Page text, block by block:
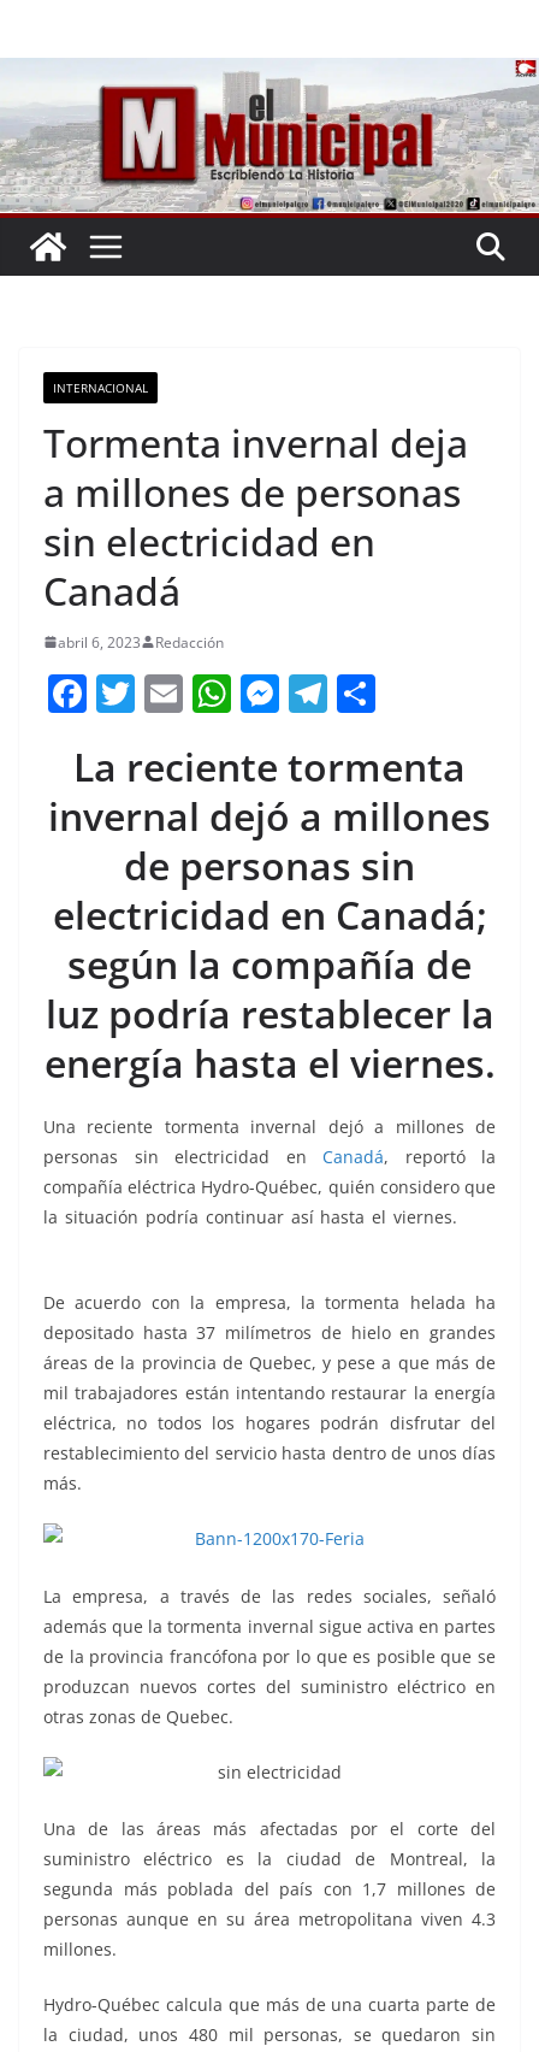
INTERNACIONAL
Tormenta invernal deja
a millones de personas
sin electricidad en
Canadá
abril 6, 2023 Redacción
F
c
e
b
o
k
T
itt
er
E
ai
l
W
at
s
A
p
p
M
ss
e
n
g
er
T
e
gr
a
m
m
p
ar
tir
La reciente tormenta
invernal dejó a millones
de personas sin
electricidad en Canadá;
según la compañía de
luz podría restablecer la
energía hasta el viernes.
Una reciente tormenta invernal dejó a millones de
personas sin electricidad en Canadá, reportó la
compañía eléctrica Hydro-Québec, quién considero que
la situación podría continuar así hasta el viernes.
De acuerdo con la empresa, la tormenta helada ha
depositado hasta 37 milímetros de hielo en grandes
áreas de la provincia de Quebec, y pese a que más de
mil trabajadores están intentando restaurar la energía
eléctrica, no todos los hogares podrán disfrutar del
restablecimiento del servicio hasta dentro de unos días
más.
La empresa, a través de las redes sociales, señaló
además que la tormenta invernal sigue activa en partes
de la provincia francófona por lo que es posible que se
produzcan nuevos cortes del suministro eléctrico en
otras zonas de Quebec.
Una de las áreas más afectadas por el corte del
suministro eléctrico es la ciudad de Montreal, la
segunda más poblada del país con 1,7 millones de
personas aunque en su área metropolitana viven 4.3
millones.
Hydro-Québec calcula que más de una cuarta parte de
la ciudad, unos 480 mil personas, se quedaron sin